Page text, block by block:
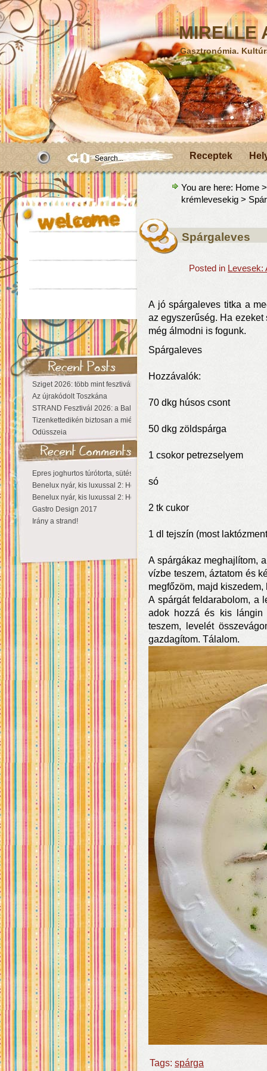
MIRELLE
Gasztronómia.
Receptek
Sziget 2026: több mint fesztivál, egy városnyi élmény
Az újrakódolt Toszkána
STRAND Fesztivál 2026: a Balaton partján a nyár még tart!
Tizenkettedikén biztosan a miénk a Sziget!
Odüsszeia
Epres joghurtos túrótorta, sütés nélkül
Benelux nyár, kis luxussal 2: Hollandia
Benelux nyár, kis luxussal 2: Hollandia
Gastro Design 2017
Irány a strand!
You are here: Home
krémlevesekig >
Spárgaleves
Posted in Levesek:
A jó spárgaleves titka a
az egyszerűség. Ha
még álmodni is fogunk.
Spárgaleves
Hozzávalók:
70 dkg húsos csont
50 dkg zöldspárga
1 csokor petrezselyem
só
2 tk cukor
1 dl tejszín (most
A spárgákaz meghajlítom,
vízbe teszem, áztatom és
megfőzöm, majd
A spárgát feldarabolom, a
adok hozzá és kis lángin
teszem, levelét
gazdagítom. Tálalom.
Tags: spárga